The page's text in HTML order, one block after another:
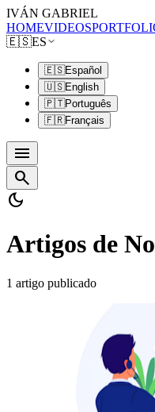
IVÁN GABRIEL
HOMEVIDEOS
🇪🇸ES
🇪🇸Español
🇺🇸English
🇵🇹Português
🇫🇷Français
menu
search
dark_mode
Artigos de
1 artigo publicado